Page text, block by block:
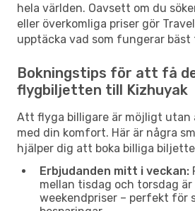
hela världen. Oavsett om du
eller överkomliga priser gör
upptäcka vad som fungerar bäst
Bokningstips för att få
flygbiljetten till Kizhuyak
Att flyga billigare är möjligt utan
med din komfort. Här är några
hjälper dig att boka billiga
Erbjudanden mitt i veckan:
mellan tisdag och torsdag
weekendpriser – perfekt för